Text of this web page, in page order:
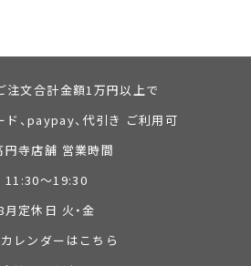
注文合計金額1万円以上で
ド、paypay、代引き ご利用可
円寺店舗 営業時間
11:30～19:30
月定休日 火・金
レンダーはこちら